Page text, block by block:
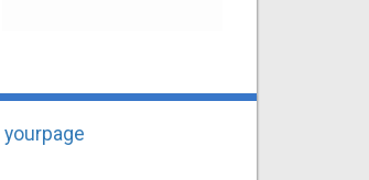
yourpage